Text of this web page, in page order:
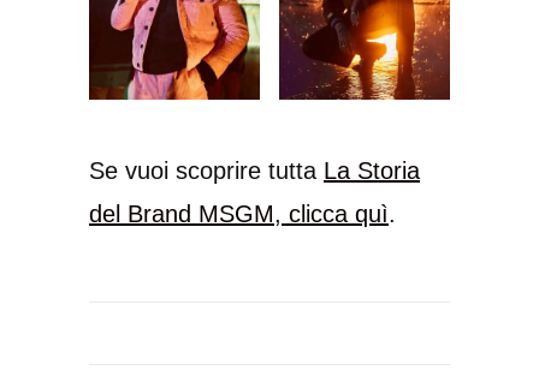
Se vuoi scoprire tutta La Storia
del Brand MSGM, clicca quì.